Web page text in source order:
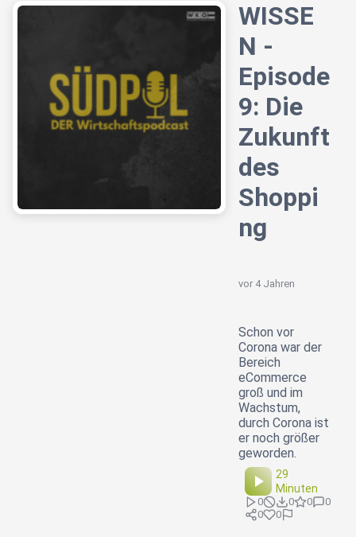
WISSE
N -
Episode
9: Die
Zukunft
des
Shoppi
ng
vor 4 Jahren
Schon vor
Corona war der
Bereich
eCommerce
groß und im
Wachstum,
durch Corona ist
er noch größer
geworden.
29
Minuten
0 0 0
0
0
0